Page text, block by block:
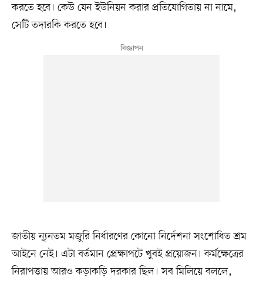
করতে হবে। কেউ যেন ইউনিয়ন করার প্রতিযোগিতায় না নামে,
সেটি তদারকি করতে হবে।
জাতীয় ন্যূনতম মজুরি নির্ধারণের কোনো নির্দেশনা সংশোধিত শ্রম
আইনে নেই। এটা বর্তমান প্রেক্ষাপটে খুবই প্রয়োজন। কর্মক্ষেত্রের
নিরাপত্তায় আরও কড়াকড়ি দরকার ছিল। সব মিলিয়ে বললে,